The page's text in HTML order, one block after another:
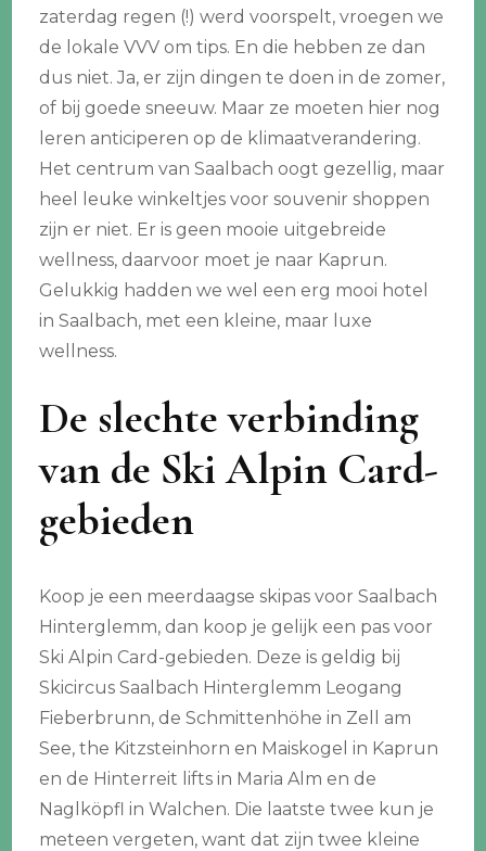
zaterdag regen (!) werd voorspelt, vroegen we
de lokale VVV om tips. En die hebben ze dan
dus niet. Ja, er zijn dingen te doen in de zomer,
of bij goede sneeuw. Maar ze moeten hier nog
leren anticiperen op de klimaatverandering.
Het centrum van Saalbach oogt gezellig, maar
heel leuke winkeltjes voor souvenir shoppen
zijn er niet. Er is geen mooie uitgebreide
wellness, daarvoor moet je naar Kaprun.
Gelukkig hadden we wel een erg mooi hotel
in Saalbach, met een kleine, maar luxe
wellness.
De slechte verbinding
van de Ski Alpin Card-
gebieden
Koop je een meerdaagse skipas voor Saalbach
Hinterglemm, dan koop je gelijk een pas voor
Ski Alpin Card-gebieden. Deze is geldig bij
Skicircus Saalbach Hinterglemm Leogang
Fieberbrunn, de Schmittenhöhe in Zell am
See, the Kitzsteinhorn en Maiskogel in Kaprun
en de Hinterreit lifts in Maria Alm en de
Naglköpfl in Walchen. Die laatste twee kun je
meteen vergeten, want dat zijn twee kleine